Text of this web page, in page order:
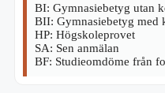
BI: Gymnasiebetyg utan
BII: Gymnasiebetyg med
HP: Högskoleprovet
SA: Sen anmälan
BF: Studieomdöme från